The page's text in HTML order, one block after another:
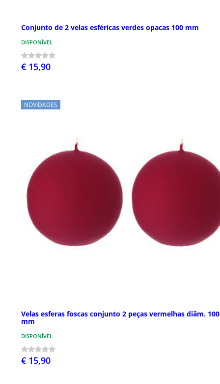
Conjunto de 2 velas esféricas verdes opacas 100 mm
DISPONÍVEL
€ 15,90
NOVIDADES
Velas esferas foscas conjunto 2 peças vermelhas diâm. 100
mm
DISPONÍVEL
€ 15,90